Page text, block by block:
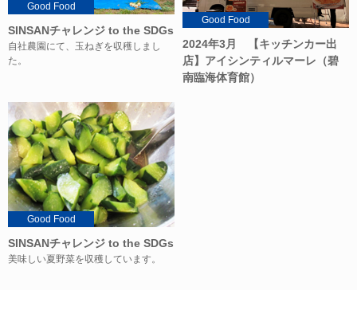
Good Food
SINSANチャレンジ to the SDGs
自社農園にて、玉ねぎを収穫しまし
た。
Good Food
2024年3月 【キッチンカー出
店】アイシンティルマーレ（碧
南臨海体育館）
Good Food
SINSANチャレンジ to the SDGs
美味しい夏野菜を収穫しています。